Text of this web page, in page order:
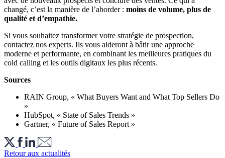
changé, c’est la manière de l’aborder : moins de volume, plus de
qualité et d’empathie.
Si vous souhaitez transformer votre stratégie de prospection,
contactez nos experts. Ils vous aideront à bâtir une approche
moderne et performante, en combinant les meilleures pratiques du
cold calling et les outils digitaux les plus récents.
Sources
RAIN Group, « What Buyers Want and What Top Sellers Do
»
HubSpot, « State of Sales Trends »
Gartner, « Future of Sales Report »
Retour aux actualités